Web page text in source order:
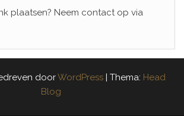
plaatsen? Neem contact op via
doorWordPress | Thema: Head
Blog